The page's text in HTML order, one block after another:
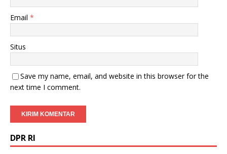
Email *
Situs
Save my name, email, and website in this browser for the
next time I comment.
DPR RI